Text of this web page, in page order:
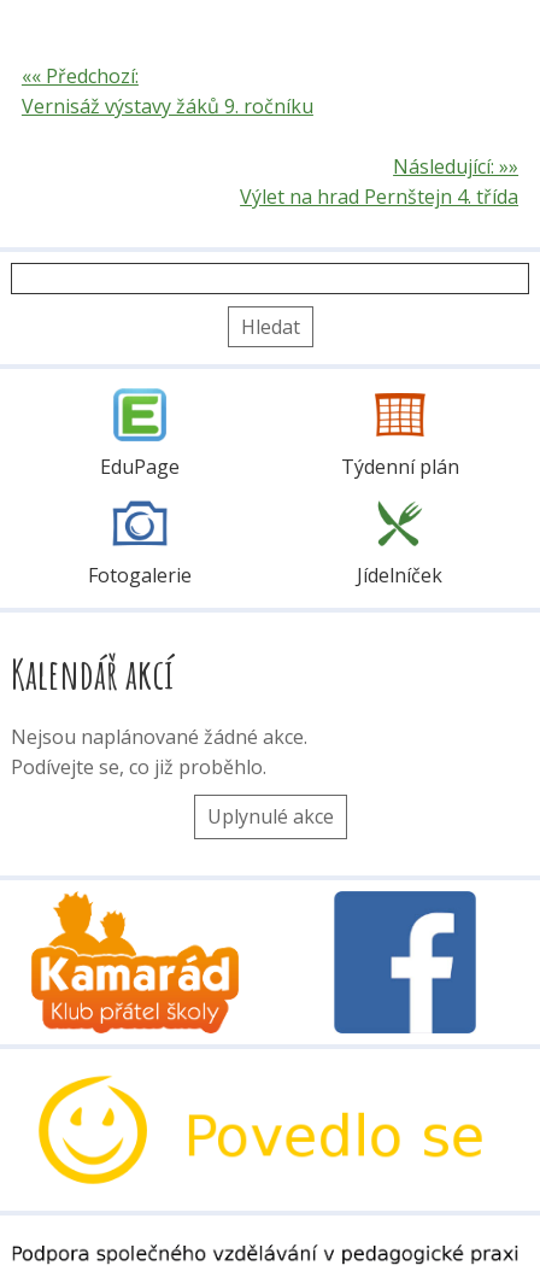
«« Předchozí:
Vernisáž výstavy žáků 9. ročníku
Následující: »»
Výlet na hrad Pernštejn 4. třída
EduPage Týdenní plán
Fotogalerie Jídelníček
Kalendář akcí
Nejsou naplánované žádné akce.
Podívejte se, co již proběhlo.
Uplynulé akce